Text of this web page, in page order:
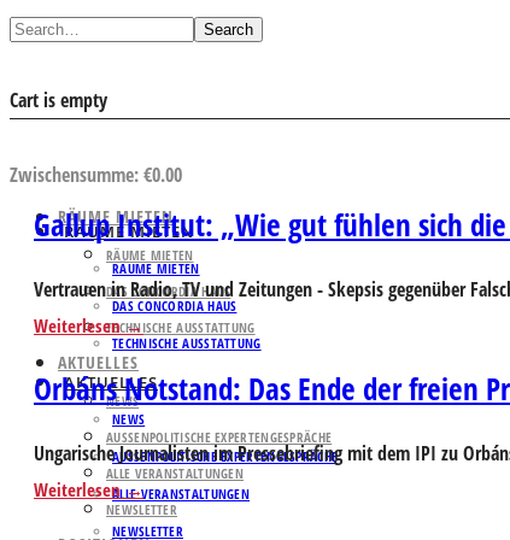
Search
Cart is empty
Zwischensumme:€0.00
RÄUME MIETEN
RÄUME MIETEN
DAS CONCORDIA HAUS
TECHNISCHE AUSSTATTUNG
AKTUELLES
NEWS
AUSSENPOLITISCHE EXPERTENGESPRÄCHE
ALLE VERANSTALTUNGEN
NEWSLETTER
RÄUME MIETEN
RÄUME MIETEN
DAS CONCORDIA HAUS
TECHNISCHE AUSSTATTUNG
AKTUELLES
NEWS
AUSSENPOLITISCHE EXPERTENGESPRÄCHE
ALLE VERANSTALTUNGEN
NEWSLETTER
Gallup Institut: „Wie gut fühlen sich
Vertrauen in Radio, TV und Zeitungen - Skepsis gegenüber
Weiterlesen
Orbáns Notstand: Das Ende der freien
Ungarische Journalisten im Pressebriefing mit dem IPI zu
Weiterlesen